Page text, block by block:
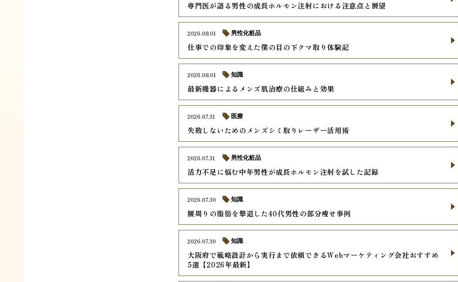
専門医が語る男性の成長ホルモン注射における注意点と展望
仕事での印象を変えた僕の目の下クマ取り体験記
2026.08.01 男性化粧品
最新機器によるメンズ肌治療の仕組みと効果
2026.08.01 知識
失敗しないためのメンズシミ取りレーザー活用術
2026.07.31 医療
活力不足に悩む中年男性が成長ホルモン注射を試した記録
2026.07.31 男性化粧品
腰周りの脂肪を撃退した40代男性の部分痩せ事例
2026.07.30 知識
大阪府で戦略設計から実行まで依頼できるWebマーケティング会社おすすめ
5選【2026年最新】
2026.07.30 知識